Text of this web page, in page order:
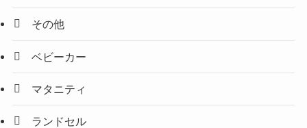
その他
ベビーカー
マタニティ
ランドセル